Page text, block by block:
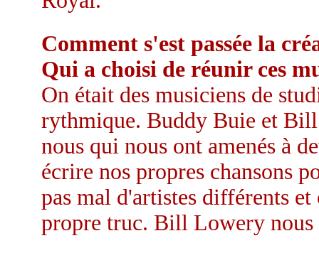
Comment s'est passée la
Qui a choisi de réunir ces
On était des musiciens de
rythmique. Buddy Buie et
nous qui nous ont amenés à
écrire nos propres chansons
pas mal d'artistes différents
propre truc. Bill Lowery